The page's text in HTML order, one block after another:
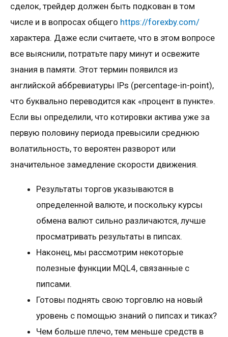
сделок, трейдер должен быть подкован в том
числе и в вопросах общего https://forexby.com/
характера. Даже если считаете, что в этом вопросе
все выяснили, потратьте пару минут и освежите
знания в памяти. Этот термин появился из
английской аббревиатуры IPs (percentage-in-point),
что буквально переводится как «процент в пункте».
Если вы определили, что котировки актива уже за
первую половину периода превысили среднюю
волатильность, то вероятен разворот или
значительное замедление скорости движения.
Результаты торгов указываются в
определенной валюте, и поскольку курсы
обмена валют сильно различаются, лучше
просматривать результаты в пипсах.
Наконец, мы рассмотрим некоторые
полезные функции MQL4, связанные с
пипсами.
Готовы поднять свою торговлю на новый
уровень с помощью знаний о пипсах и тиках?
Чем больше плечо, тем меньше средств в